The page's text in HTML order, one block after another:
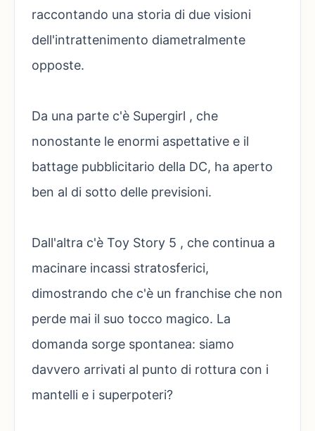
raccontando una storia di due visioni
dell'intrattenimento diametralmente
opposte.
Da una parte c'è Supergirl , che
nonostante le enormi aspettative e il
battage pubblicitario della DC, ha aperto
ben al di sotto delle previsioni.
Dall'altra c'è Toy Story 5 , che continua a
macinare incassi stratosferici,
dimostrando che c'è un franchise che non
perde mai il suo tocco magico. La
domanda sorge spontanea: siamo
davvero arrivati al punto di rottura con i
mantelli e i superpoteri?